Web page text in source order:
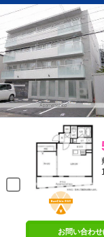
BunChinPAY
お問い合わ